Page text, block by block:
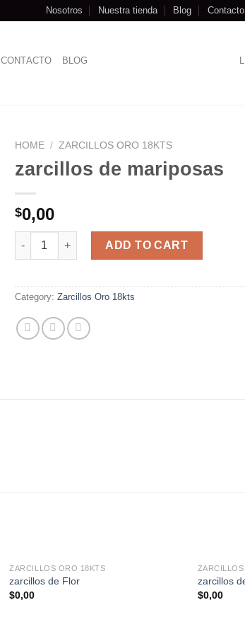
Nosotros Nuestra tienda Blog Contacto
CONTACTO BLOG
HOME / ZARCILLOS ORO 18KTS
zarcillos de mariposas
$0,00
zarcillos de mariposas quantity
ADD TO CART
Category: Zarcillos Oro 18kts
ZARCILLOS ORO 18KTS
zarcillos de Flor
$0,00
zarcillos
$0,00